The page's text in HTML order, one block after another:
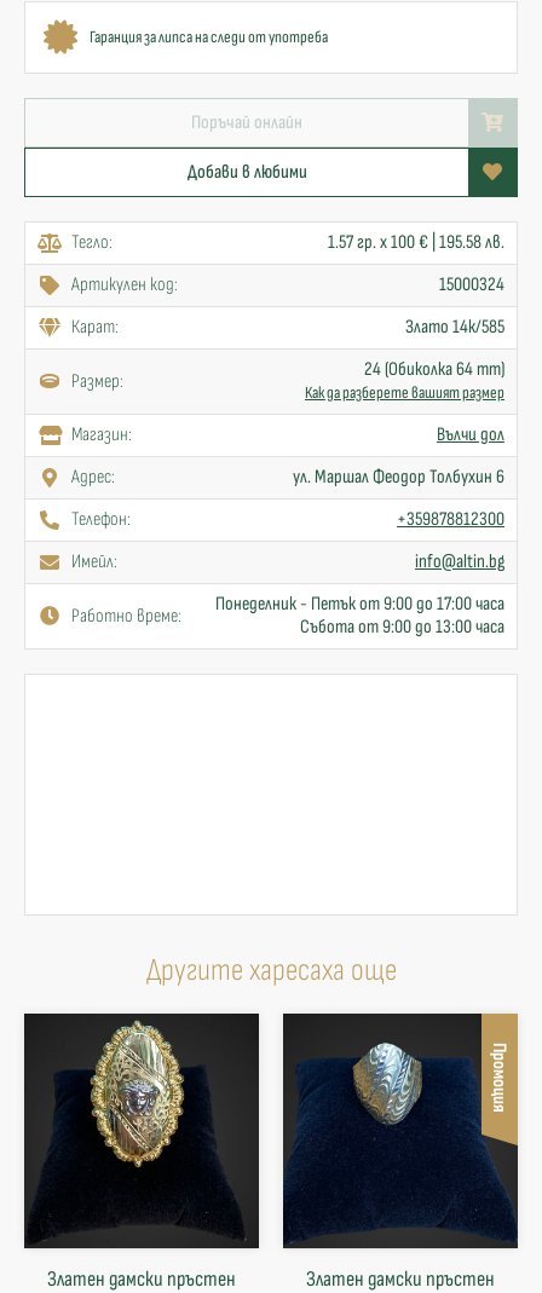
Гаранция за липса на следи от употреба
Поръчай онлайн
Добави в любими
Тегло:
1.57 гр. x 100 € | 195.58 лв.
Артикулен код:
15000324
Карат:
Злато 14к/585
Размер: 24 (Обиколка 64 mm)
Как да разберете вашият размер
Mагазин:
Вълчи дол
Адрес:
ул. Маршал Феодор Толбухин 6
Телефон:
+359878812300
Имейл:
info@altin.bg
Работно време:
Понеделник - Петък от 9:00 до 17:00 часа
Събота от 9:00 до 13:00 часа
Другите харесаха още
Златен дамски пръстен
Промоция
Златен дамски пръстен